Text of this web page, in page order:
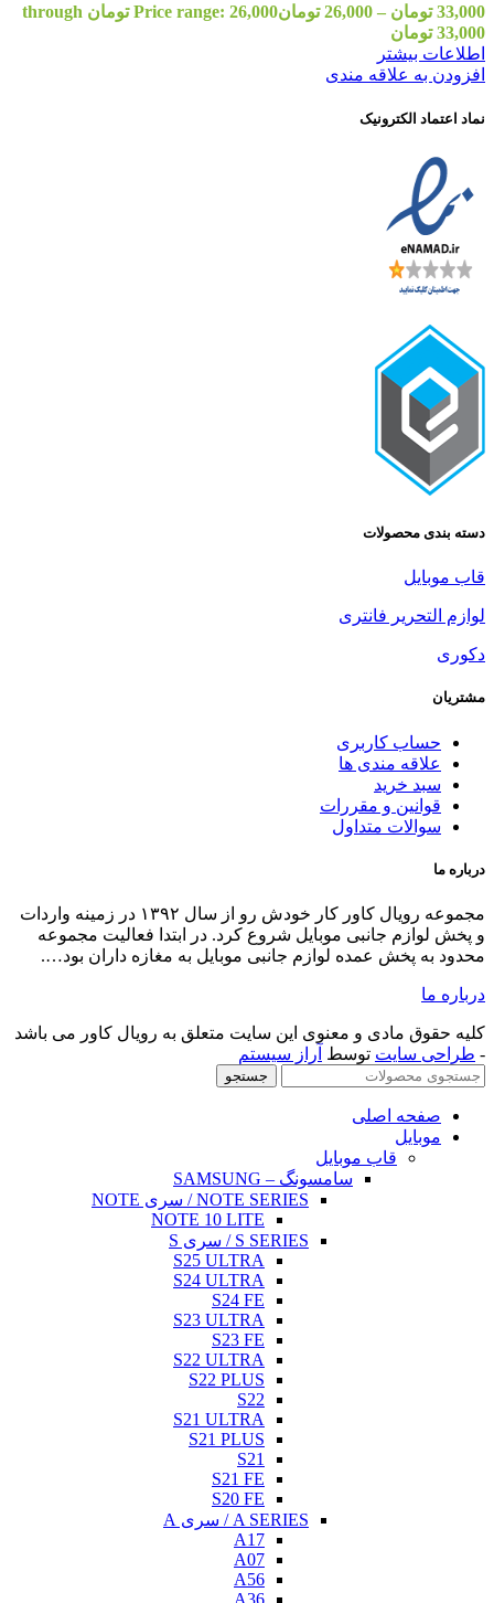
Price range: 26,000 تومان through
کاور کار خودش رو از سال ۱۳۹۲ در زمینه واردات
مجموعه
بود….
کاور می باشد